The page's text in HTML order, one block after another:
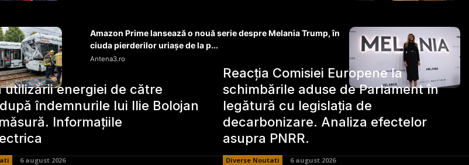
Amazon Prime lansează o nouă serie despre Melania Trump, în
ciuda pierderilor uriașe de la p...
Antena3.ro
utilizării energiei de către
îndemnurile lui Ilie Bolojan
Informațiile
6 august 2026
Reacția Comisiei Europene la
schimbările aduse de Parlament în
legătură cu legislația de
decarbonizare. Analiza efectelor
asupra PNRR.
Diverse Noutati 6 august 2026